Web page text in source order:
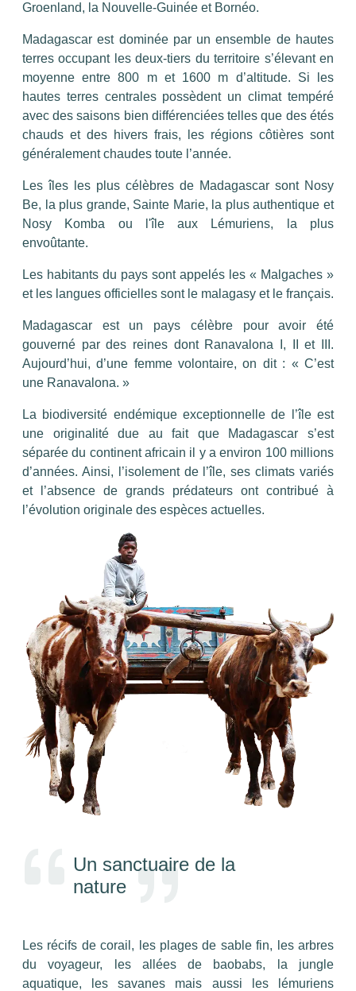
Les associés
Les responsables du site
+261 32 03 359 01
contact@acipenser.mg
acipensermadagascar
Groenland, la Nouvelle-Guinée et Bornéo.
Madagascar est dominée par un ensemble de hautes
terres occupant les deux-tiers du territoire s’élevant en
moyenne entre 800 m et 1600 m d’altitude. Si les
hautes terres centrales possèdent un climat tempéré
avec des saisons bien différenciées telles que des étés
chauds et des hivers frais, les régions côtières sont
généralement chaudes toute l’année.
Les îles les plus célèbres de Madagascar sont Nosy
Be, la plus grande, Sainte Marie, la plus authentique et
Nosy Komba ou l'île aux Lémuriens, la plus
envoûtante.
Les habitants du pays sont appelés les « Malgaches »
et les langues officielles sont le malagasy et le français.
Madagascar est un pays célèbre pour avoir été
gouverné par des reines dont Ranavalona I, II et III.
Aujourd’hui, d’une femme volontaire, on dit : « C’est
une Ranavalona. »
La biodiversité endémique exceptionnelle de l’île est
une originalité due au fait que Madagascar s’est
séparée du continent africain il y a environ 100 millions
d’années. Ainsi, l’isolement de l’île, ses climats variés
et l’absence de grands prédateurs ont contribué à
l’évolution originale des espèces actuelles.
Un sanctuaire de la
nature
Les récifs de corail, les plages de sable fin, les arbres
du voyageur, les allées de baobabs, la jungle
aquatique, les savanes mais aussi les lémuriens